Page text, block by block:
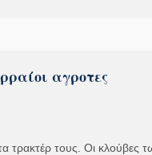
αγροτες
τρακτέρ τους. Οι κλούβες